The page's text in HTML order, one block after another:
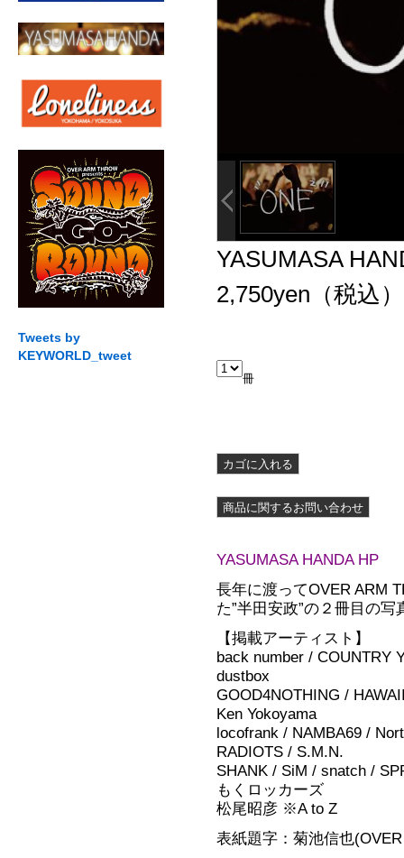
Tweets by
KEYWORLD_tweet
YASUMASA
2,750yen（税込）
冊
YASUMASA HANDA HP
長年に渡ってOVER ARM
た”半田安政”の２冊目の写
【掲載アーティスト】
back number / COUNTRY
dustbox
GOOD4NOTHING /
Ken Yokoyama
locofrank / NAMBA69 /
RADIOTS / S.M.N.
SHANK / SiM / snatch /
もくロッカーズ
松尾昭彦 ※A to Z
表紙題字：菊池信也